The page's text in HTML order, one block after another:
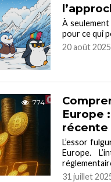
À
pour ce qui
20 août
774
Europe
récente
L’essor
Europe.
31 juillet